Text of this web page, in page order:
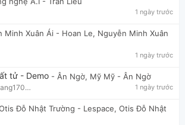
1 ngày trước
Minh Xuân Ái - Hoan Le, Nguyễn Minh Xuân
1 ngày trước
tử - Demo - Ân Ngờ, Mỹ Mỹ - Ân Ngờ
nguyendaoduyquang17021 1 ngày trước
Đỗ Nhật Trường - Lespace, Otis Đỗ Nhật